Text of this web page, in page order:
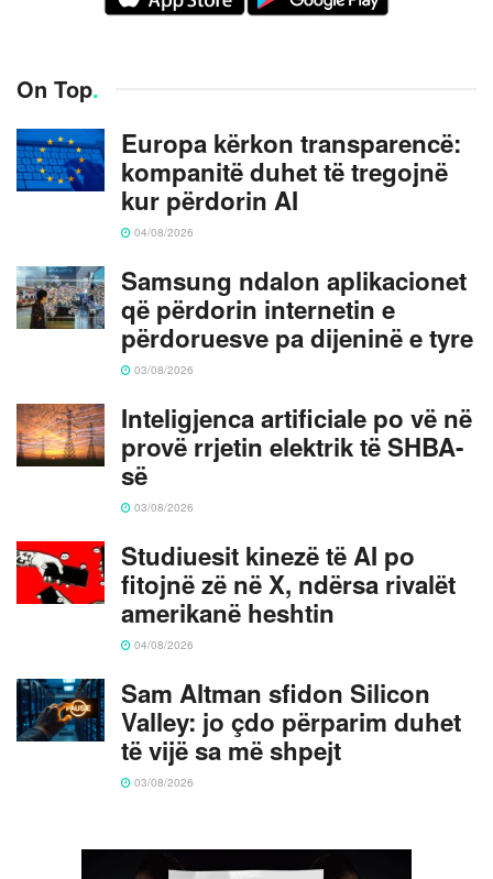
On Top.
Europa kërkon transparencë:
kompanitë duhet të tregojnë
kur përdorin AI
04/08/2026
Samsung ndalon aplikacionet
që përdorin internetin e
përdoruesve pa dijeninë e tyre
03/08/2026
Inteligjenca artificiale po vë në
provë rrjetin elektrik të SHBA-
së
03/08/2026
Studiuesit kinezë të AI po
fitojnë zë në X, ndërsa rivalët
amerikanë heshtin
04/08/2026
Sam Altman sfidon Silicon
Valley: jo çdo përparim duhet
të vijë sa më shpejt
03/08/2026